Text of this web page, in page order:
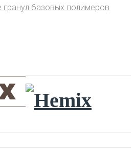
гранул базовых полимеров